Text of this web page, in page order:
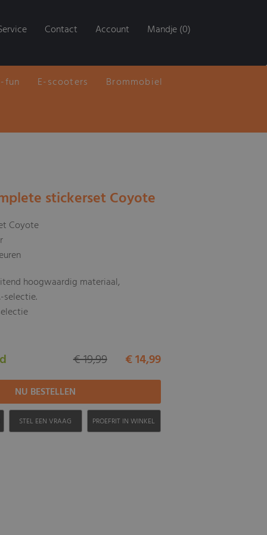
Contact Account Mandje (0)
fun E-scooters Brommobiel
stickerset Coyote
Coyote
hoogwaardig materiaal,
selectie.
€ 14,99
€ 19,99
STEL EEN VRAAG PROEFRIT IN WINKEL